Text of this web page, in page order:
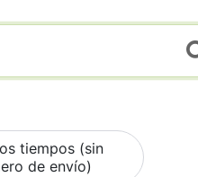
tiempos (sin
de envío)